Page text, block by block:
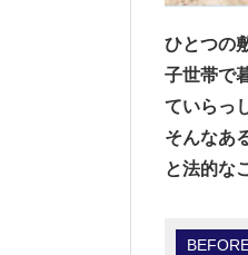
ひとつの
子世帯で
ていらっ
そんなあ
と法的な